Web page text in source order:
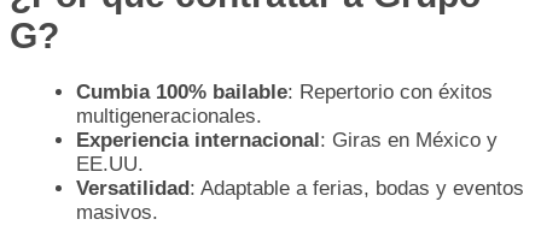
G?
Cumbia 100% bailable: Repertorio con éxitos
multigeneracionales.
Experiencia internacional: Giras en México y
EE.UU.
Versatilidad: Adaptable a ferias, bodas y eventos
masivos.